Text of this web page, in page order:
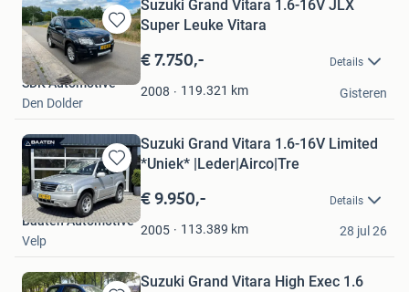
Bewaren
in
Mijn
Favorieten
Suzuki Grand Vitara 1.6-16V JLX
Super Leuke Vitara
€ 7.750,- Details
2008 119.321 km
SDK Automotive
Den Dolder
Gisteren
Bewaren
in
Mijn
Favorieten
Suzuki Grand Vitara 1.6-16V Limited
*Uniek* |Leder|Airco|Tre
€ 9.950,- Details
2005 113.389 km
Baaten Automotive
Velp
28 jul 26
Suzuki Grand Vitara High Exec 1.6